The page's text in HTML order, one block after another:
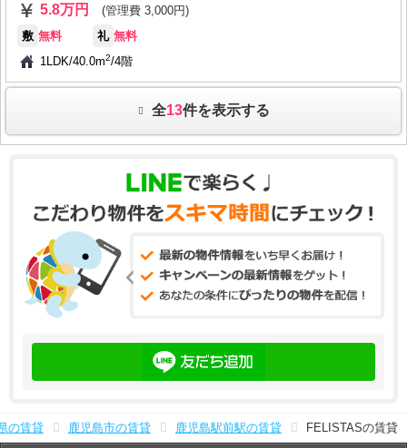
5.8万円
(管理費 3,000円)
敷 無料 礼 無料
1LDK/40.0m2/4階
全13件を表示する
の賃貸 鹿児島市の賃貸 鹿児島駅前駅の賃貸 FELISTASの賃貸